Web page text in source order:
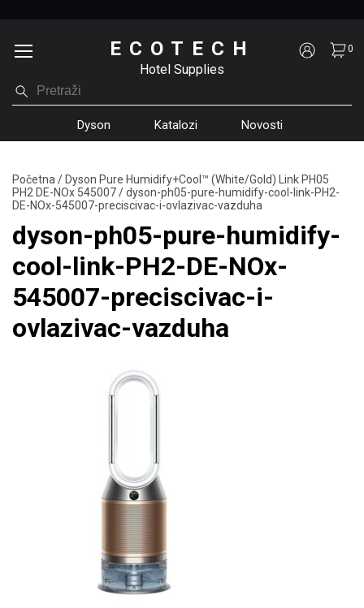
Dyson Katalozi Novosti
ECOTECH
Hotel Supplies
0
Početna /Dyson Pure Humidify+Cool™ (White/Gold) Link PH05
PH2 DE-NOx 545007/dyson-ph05-pure-humidify-cool-link-PH2-
DE-NOx-545007-preciscivac-i-ovlazivac-vazduha
dyson-ph05-pure-humidify-
cool-link-PH2-DE-NOx-
545007-preciscivac-i-
ovlazivac-vazduha